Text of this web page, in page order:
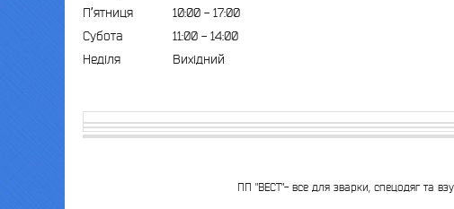
Пʼятниця
10:00
17:00
Субота
11:00
14:00
Неділя
Вихідний